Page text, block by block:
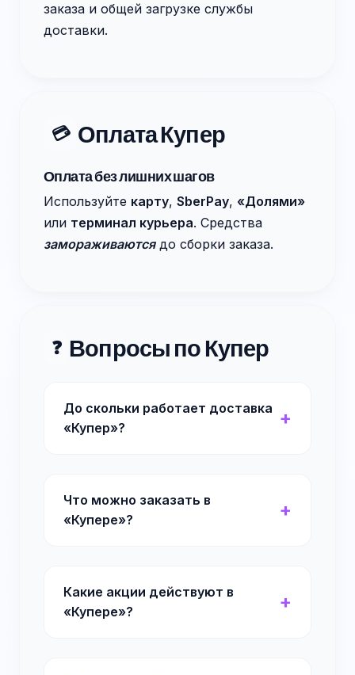
заказа и общей загрузке службы
доставки.
💳 Оплата Купер
Оплата без лишних шагов
Используйте карту, SberPay, «Долями»
или терминал курьера. Средства
замораживаютсядо сборки заказа.
❓ Вопросы по Купер
До скольки работает доставка
«Купер»?
Что можно заказать в
«Купере»?
Какие акции действуют в
«Купере»?